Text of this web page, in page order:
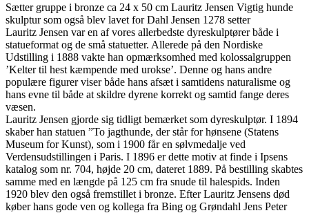
Sætter gruppe i bronze ca 24 x 50 cm Lauritz Jensen Vigtig hunde
skulptur som også blev lavet for Dahl Jensen 1278 setter
Lauritz Jensen var en af vores allerbedste dyreskulptører både i
statueformat og de små statuetter. Allerede på den Nordiske
Udstilling i 1888 vakte han opmærksomhed med kolossalgruppen
’Kelter til hest kæmpende med urokse’. Denne og hans andre
populære figurer viser både hans afsæt i samtidens naturalisme og
hans evne til både at skildre dyrene korrekt og samtid fange deres
væsen.
Lauritz Jensen gjorde sig tidligt bemærket som dyreskulptør. I 1894
skaber han statuen ”To jagthunde, der står for hønsene (Statens
Museum for Kunst), som i 1900 får en sølvmedalje ved
Verdensudstillingen i Paris. I 1896 er dette motiv at finde i Ipsens
katalog som nr. 704, højde 20 cm, dateret 1889. På bestilling skabtes
samme med en længde på 125 cm fra snude til halespids. Inden
1920 blev den også fremstillet i bronze. Efter Lauritz Jensens død
køber hans gode ven og kollega fra Bing og Grøndahl Jens Peter